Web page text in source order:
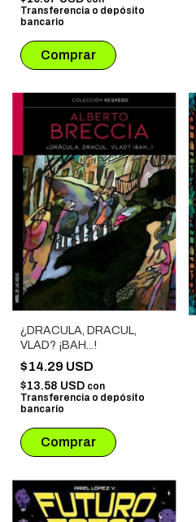
Transferencia o depósito
bancario
¿DRACULA, DRACUL,
VLAD? ¡BAH...!
$14.29 USD
$13.58 USD con
Transferencia o depósito
bancario